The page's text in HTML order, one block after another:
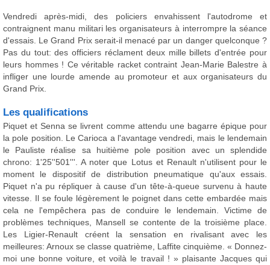
Vendredi après-midi, des policiers envahissent l'autodrome et
contraignent manu militari les organisateurs à interrompre la séance
d'essais. Le Grand Prix serait-il menacé par un danger quelconque ?
Pas du tout: des officiers réclament deux mille billets d'entrée pour
leurs hommes ! Ce véritable racket contraint Jean-Marie Balestre à
infliger une lourde amende au promoteur et aux organisateurs du
Grand Prix.
Les qualifications
Piquet et Senna se livrent comme attendu une bagarre épique pour
la pole position. Le Carioca a l'avantage vendredi, mais le lendemain
le Pauliste réalise sa huitième pole position avec un splendide
chrono: 1'25''501'''. A noter que Lotus et Renault n'utilisent pour le
moment le dispositif de distribution pneumatique qu'aux essais.
Piquet n'a pu répliquer à cause d'un tête-à-queue survenu à haute
vitesse. Il se foule légèrement le poignet dans cette embardée mais
cela ne l'empêchera pas de conduire le lendemain. Victime de
problèmes techniques, Mansell se contente de la troisième place.
Les Ligier-Renault créent la sensation en rivalisant avec les
meilleures: Arnoux se classe quatrième, Laffite cinquième. « Donnez-
moi une bonne voiture, et voilà le travail ! » plaisante Jacques qui